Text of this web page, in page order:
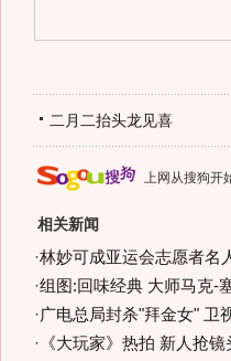
二月二抬头龙见喜
上网从搜狗开
相关新闻
·林妙可成亚运会志愿者名
·组图:回味经典 大师马克-
·广电总局封杀"拜金女" 卫
· 《大玩家》热拍 新人抢